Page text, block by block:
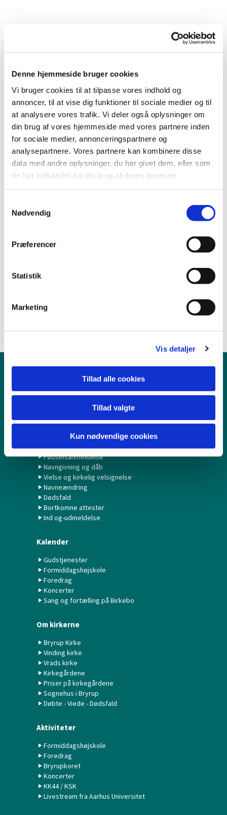
Denne hjemmeside bruger cookies
Vi bruger cookies til at tilpasse vores indhold og
annoncer, til at vise dig funktioner til sociale medier og til
at analysere vores trafik. Vi deler også oplysninger om
din brug af vores hjemmeside med vores partnere inden
for sociale medier, annonceringspartnere og
analysepartnere. Vores partnere kan kombinere disse
data med andre oplysninger, du har givet dem, eller som
de har indsamlet fra din brug af deres tjenester.
Nødvendig
Præferencer
Statistik
Marketing
Vis detaljer
Tillad alle cookies
Tillad valgte
Kun nødvendige cookies
Du vil måske også kunne
lide...
Babysalmesang
Konfirmation/Konfirmander
Hvad gør jeg ved...?
Fødselsanmeldelse
Navngivning og dåb
Vielse og kirkelig velsignelse
Navneændring
Dødsfald
Bortkomne attester
Ind og-udmeldelse
Kalender
Gudstjenester
Formiddagshøjskole
Foredrag
Koncerter
Sang og fortælling på Birkebo
Om kirkerne
Bryrup Kirke
Vinding kirke
Vrads kirke
Kirkegårdene
Priser på kirkegårdene
Sognehus i Bryrup
Døbte - Viede - Dødsfald
Aktiviteter
Formiddagshøjskole
Foredrag
Bryrupkoret
Koncerter
KK44 / KSK
Livestream fra Aarhus Universitet